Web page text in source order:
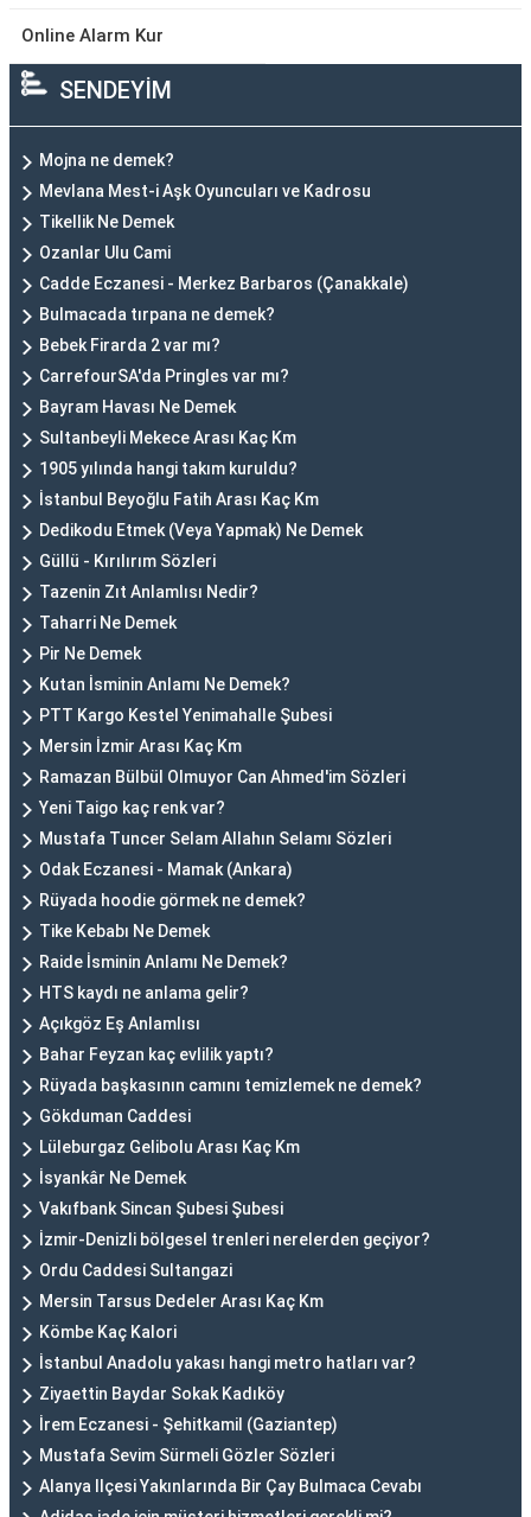
Online Alarm Kur
SENDEYİM
Mojna ne demek?
Mevlana Mest-i Aşk Oyuncuları ve Kadrosu
Tikellik Ne Demek
Ozanlar Ulu Cami
Cadde Eczanesi - Merkez Barbaros (Çanakkale)
Bulmacada tırpana ne demek?
Bebek Firarda 2 var mı?
CarrefourSA'da Pringles var mı?
Bayram Havası Ne Demek
Sultanbeyli Mekece Arası Kaç Km
1905 yılında hangi takım kuruldu?
İstanbul Beyoğlu Fatih Arası Kaç Km
Dedikodu Etmek (Veya Yapmak) Ne Demek
Güllü - Kırılırım Sözleri
Tazenin Zıt Anlamlısı Nedir?
Taharri Ne Demek
Pir Ne Demek
Kutan İsminin Anlamı Ne Demek?
PTT Kargo Kestel Yenimahalle Şubesi
Mersin İzmir Arası Kaç Km
Ramazan Bülbül Olmuyor Can Ahmed'im Sözleri
Yeni Taigo kaç renk var?
Mustafa Tuncer Selam Allahın Selamı Sözleri
Odak Eczanesi - Mamak (Ankara)
Rüyada hoodie görmek ne demek?
Tike Kebabı Ne Demek
Raide İsminin Anlamı Ne Demek?
HTS kaydı ne anlama gelir?
Açıkgöz Eş Anlamlısı
Bahar Feyzan kaç evlilik yaptı?
Rüyada başkasının camını temizlemek ne demek?
Gökduman Caddesi
Lüleburgaz Gelibolu Arası Kaç Km
İsyankâr Ne Demek
Vakıfbank Sincan Şubesi Şubesi
İzmir-Denizli bölgesel trenleri nerelerden geçiyor?
Ordu Caddesi Sultangazi
Mersin Tarsus Dedeler Arası Kaç Km
Kömbe Kaç Kalori
İstanbul Anadolu yakası hangi metro hatları var?
Ziyaettin Baydar Sokak Kadıköy
İrem Eczanesi - Şehitkamil (Gaziantep)
Mustafa Sevim Sürmeli Gözler Sözleri
Alanya Ilçesi Yakınlarında Bir Çay Bulmaca Cevabı